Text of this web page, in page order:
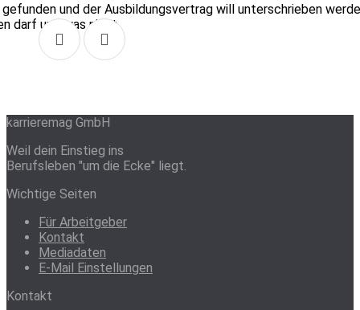
und der Ausbildungsvertrag will unterschrieben
darf und was nicht.
karrieremag GmbH
Weil dein Einstieg ins
Berufsleben "um die Ecke" liegt.
Wichtige Seiten
Für Arbeitgeber
Kontakt
Mediadaten
E-Mail Einstellungen
Kontakt